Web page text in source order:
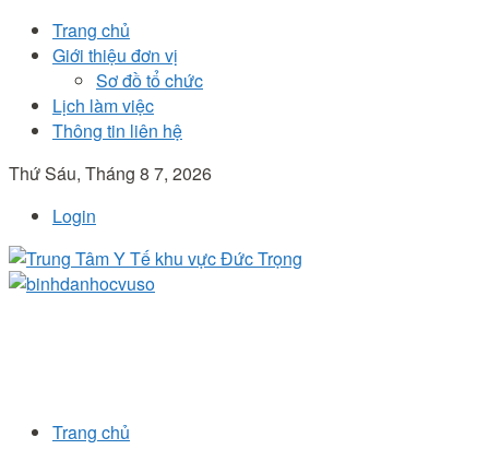
Trang chủ
Giới thiệu đơn vị
Sơ đồ tổ chức
Lịch làm việc
Thông tin liên hệ
Thứ Sáu, Tháng 8 7, 2026
Login
Trang chủ